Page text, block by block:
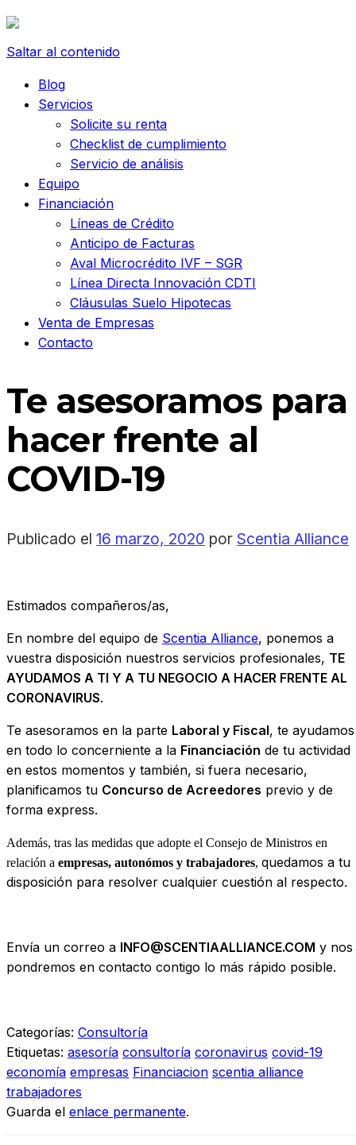
Saltar al contenido
Blog
Servicios
Solicite su renta
Checklist de cumplimiento
Servicio de análisis
Equipo
Financiación
Líneas de Crédito
Anticipo de Facturas
Aval Microcrédito IVF – SGR
Línea Directa Innovación CDTI
Cláusulas Suelo Hipotecas
Venta de Empresas
Contacto
Te asesoramos para
hacer frente al
COVID-19
Publicado el 16 marzo, 2020 por Scentia Alliance
Estimados compañeros/as,
En nombre del equipo de Scentia Alliance, ponemos a
vuestra disposición nuestros servicios profesionales, TE
AYUDAMOS A TI Y A TU NEGOCIO A HACER FRENTE AL
CORONAVIRUS.
Te asesoramos en la parte Laboral y Fiscal, te ayudamos
en todo lo concerniente a la Financiación de tu actividad
en estos momentos y también, si fuera necesario,
planificamos tu Concurso de Acreedores previo y de
forma express.
Además, tras las medidas que adopte el Consejo de Ministros en
relación a empresas, autonómos y trabajadores, quedamos a tu
disposición para resolver cualquier cuestión al respecto.
Envía un correo a INFO@SCENTIAALLIANCE.COM y nos
pondremos en contacto contigo lo más rápido posible.
Categorías: Consultoría
Etiquetas: asesoría consultoría coronavirus covid-19
economía empresas Financiacion scentia alliance
trabajadores
Guarda el enlace permanente.